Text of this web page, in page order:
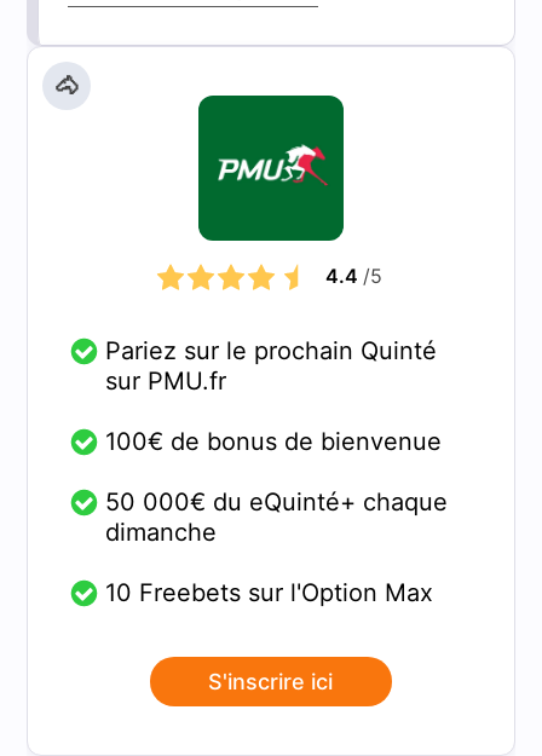
🐴
4.4 /5
Pariez sur le prochain Quinté
sur PMU.fr
100€ de bonus de bienvenue
50 000€ du eQuinté+ chaque
dimanche
10 Freebets sur l'Option Max
S'inscrire ici